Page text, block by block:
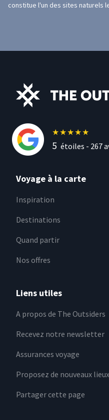
constitue l'un des sites naturels
★★★★★
5 étoiles - 267
Voyage à la carte
Inspiration
Destinations
Quand partir
Nos offres
Liens utiles
A propos de The Outsiders
Recevez notre newsletter
Assurances voyage
Proposez de nouveaux
Partager cette page